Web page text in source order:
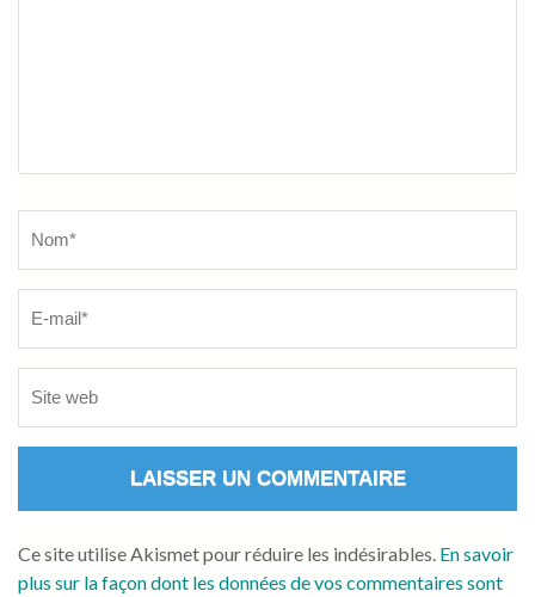
Ce site utilise Akismet pour réduire les indésirables. En savoir
plus sur la façon dont les données de vos commentaires sont